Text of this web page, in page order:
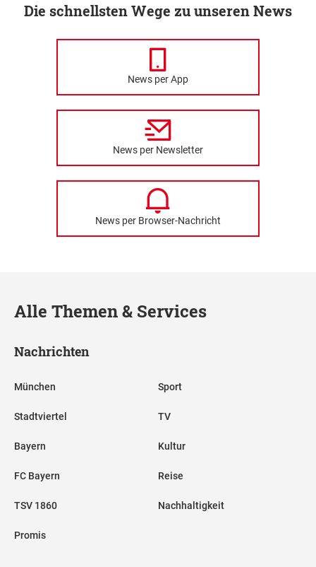
Die schnellsten Wege zu unseren News
News per App
News per Newsletter
News per Browser-Nachricht
Alle Themen & Services
Nachrichten
München
Stadtviertel
Bayern
FC Bayern
TSV 1860
Promis
Sport
TV
Kultur
Reise
Nachhaltigkeit